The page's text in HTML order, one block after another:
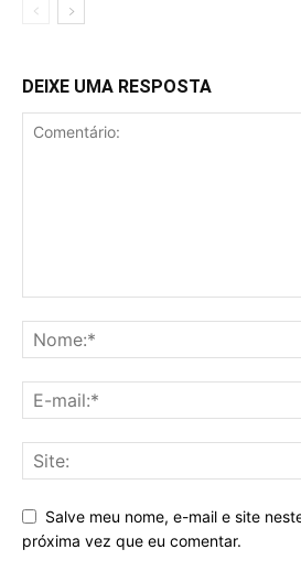
DEIXE UMA RESPOSTA
Salve meu nome, e-mail e site
próxima vez que eu comentar.